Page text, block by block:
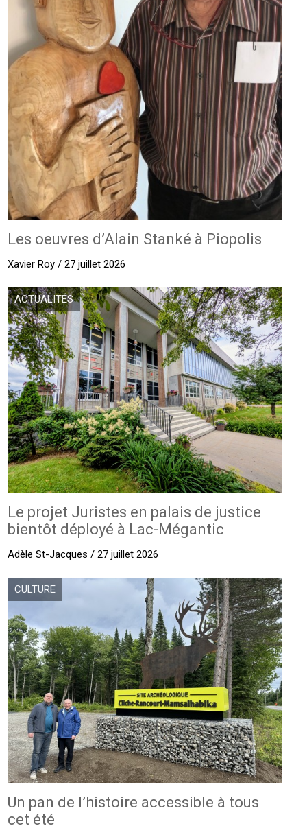
Les oeuvres d’Alain Stanké à Piopolis
Xavier Roy / 27 juillet 2026
ACTUALITÉS
Le projet Juristes en palais de justice
bientôt déployé à Lac-Mégantic
Adèle St-Jacques / 27 juillet 2026
CULTURE
Un pan de l’histoire accessible à tous
cet été